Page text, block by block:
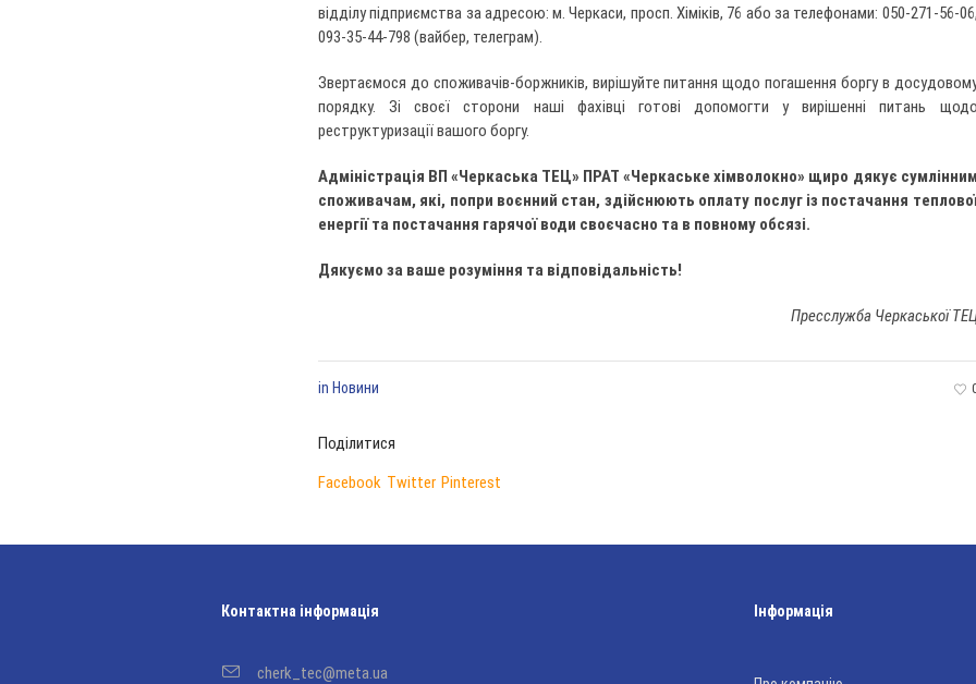
відділу підприємства за адресою: м. Черкаси, просп. Хіміків, 76 або за телефонами: 050-271-56-06,
093-35-44-798 (вайбер, телеграм).
Звертаємося до споживачів-боржників, вирішуйте питання щодо погашення боргу в
порядку. Зі своєї сторони наші фахівці готові допомогти у вирішенні питань щодо
реструктуризації вашого боргу.
Адміністрація ВП «Черкаська ТЕЦ» ПРАТ «Черкаське хімволокно» щиро дякує сумлінним
споживачам, які, попри воєнний стан, здійснюють оплату послуг із постачання
енергії та постачання гарячої води своєчасно та в повному обсязі.
Дякуємо за ваше розуміння та відповідальність!
Пресслужба Черкаської
in Новини
Поділитися
Facebook Twitter Pinterest
Контактна інформація
cherk_tec@meta.ua
Інформація